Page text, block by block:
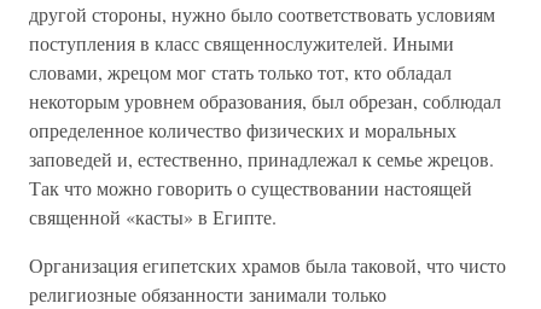
другой стороны, нужно было соответствовать условиям
поступления в класс священнослужителей. Иными
словами, жрецом мог стать только тот, кто обладал
некоторым уровнем образования, был обрезан, соблюдал
определенное количество физических и моральных
заповедей и, естественно, принадлежал к семье жрецов.
Так что можно говорить о существовании настоящей
священной «касты» в Египте.
Организация египетских храмов была таковой, что чисто
религиозные обязанности занимали только